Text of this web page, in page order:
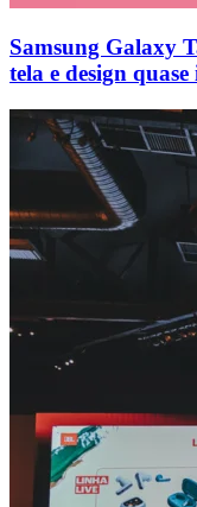
Samsung Galaxy
tela e design